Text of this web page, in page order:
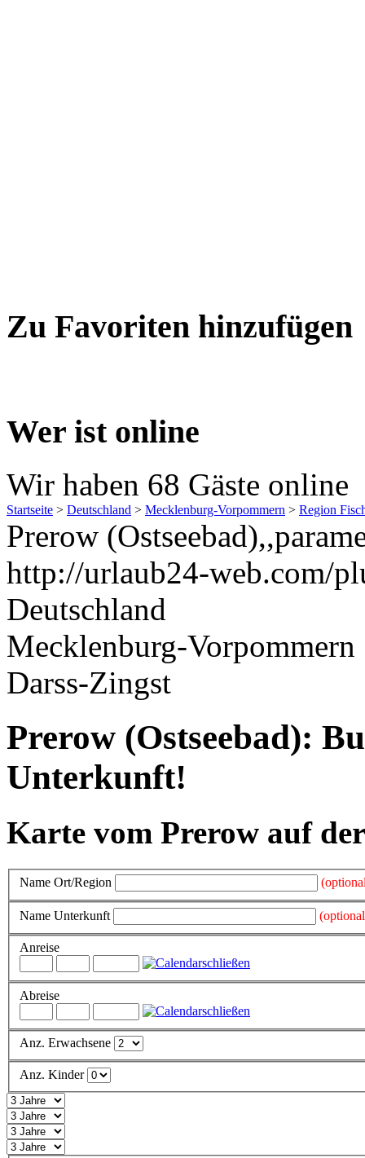
Zu Favoriten hinzufügen
Wer ist online
Wir haben 68 Gäste online
Startseite > Deutschland > Mecklenburg-Vorpommern > Region
Prerow
http://urlaub24-web.com/
Deutschland
Mecklenburg-Vorpommern
Darss-Zingst
Prerow (Ostseebad):
Unterkunft!
Karte vom Prerow auf
Name Ort/Region
Name Unterkunft
Anreise
schließen
Abreise
schließen
Anz. Erwachsene
Anz. Kinder